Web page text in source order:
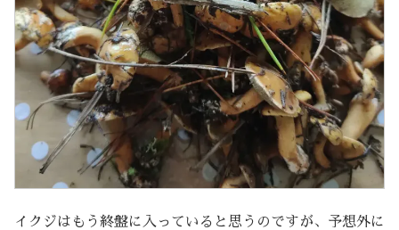
イクジはもう終盤に入っていると思うのですが、予想外に